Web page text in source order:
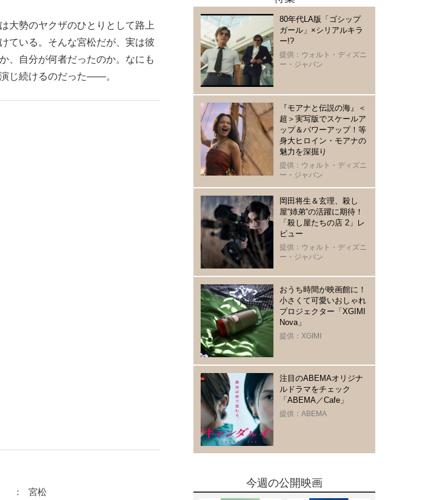
大勢のヤクザのひとりとして路上
ている。そんな宮松だが、実は彼
、自分が何者だったのか。なにも
じ続けるのだった――。
宮松
80年代LA版「ゴシップ
ガール」×シリアルキラ
ー!?
提供：ウォルト・ディズニ
ー・ジャパン
『モアナと伝説の海』＜
超＞実写版でスケールア
ップ＆パワーアップ！等
身大ヒロイン・モアナの
魅力を深掘り
提供：ウォルト・ディズニ
ー・ジャパン
岡田将生＆玄理、殺し
屋“姉弟“の活躍に期待！
「殺し屋たちの店 2」レ
ビュー
提供：ウォルト・ディズニ
ー・ジャパン
おうち時間が映画館に！
小さくて可愛いおしゃれ
プロジェクター「XGIMI
Nova」
提供：XGIMI
注目のABEMAオリジナ
ルドラマをチェック
「ABEMA／Cafe」
提供：ABEMA
今週の公開映画